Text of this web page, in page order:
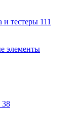
и тестеры 111
элементы
38